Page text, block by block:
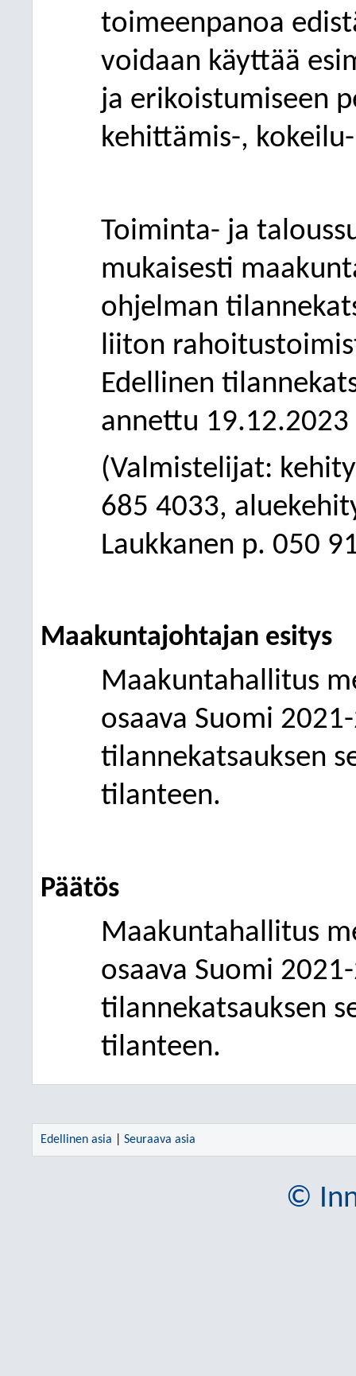
toimeenpanoa
voidaan käyttää
ja erikoistumiseen
kehittämis-,
Toiminta- ja
mukaisesti
ohjelman
liiton
Edellinen
annettu 19.12.2023
(Valmistelijat:
685 4033,
Laukkanen p. 050
Maakuntajohtajan esitys
Maakuntahallitus
osaava Suomi
tilannekatsauksen
tilanteen.
Päätös
Maakuntahallitus
osaava Suomi
tilannekatsauksen
tilanteen.
Edellinen asia Seuraava asia
©